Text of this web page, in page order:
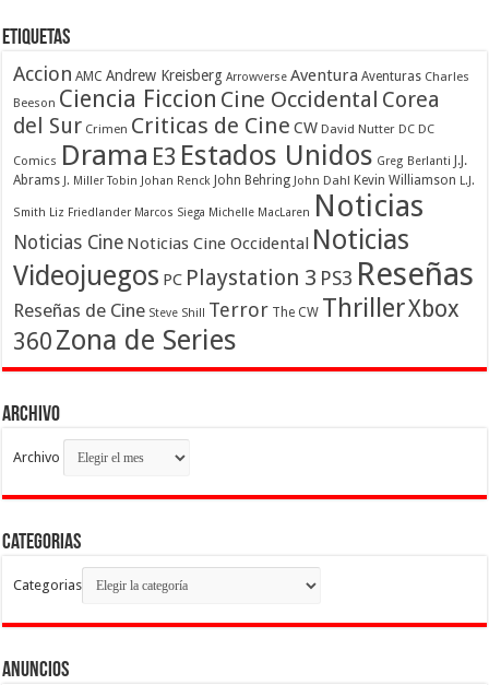
Etiquetas
Accion AMC Andrew Kreisberg Arrowverse Aventura Aventuras Charles
Beeson Ciencia Ficcion Cine Occidental Corea
del Sur Crimen Criticas de Cine CW David Nutter DC DC
Comics Drama E3 Estados Unidos Greg Berlanti J.J.
Abrams J. Miller Tobin Johan Renck John Behring John Dahl Kevin Williamson L.J.
Smith Liz Friedlander Marcos Siega Michelle MacLaren Noticias
Noticias Cine Noticias Cine Occidental Noticias
Videojuegos PC Playstation 3 PS3 Reseñas
Reseñas de Cine Steve Shill Terror The CW ThrillerXbox
360 Zona de Series
Archivo
Archivo
Categorias
Categorias
Anuncios